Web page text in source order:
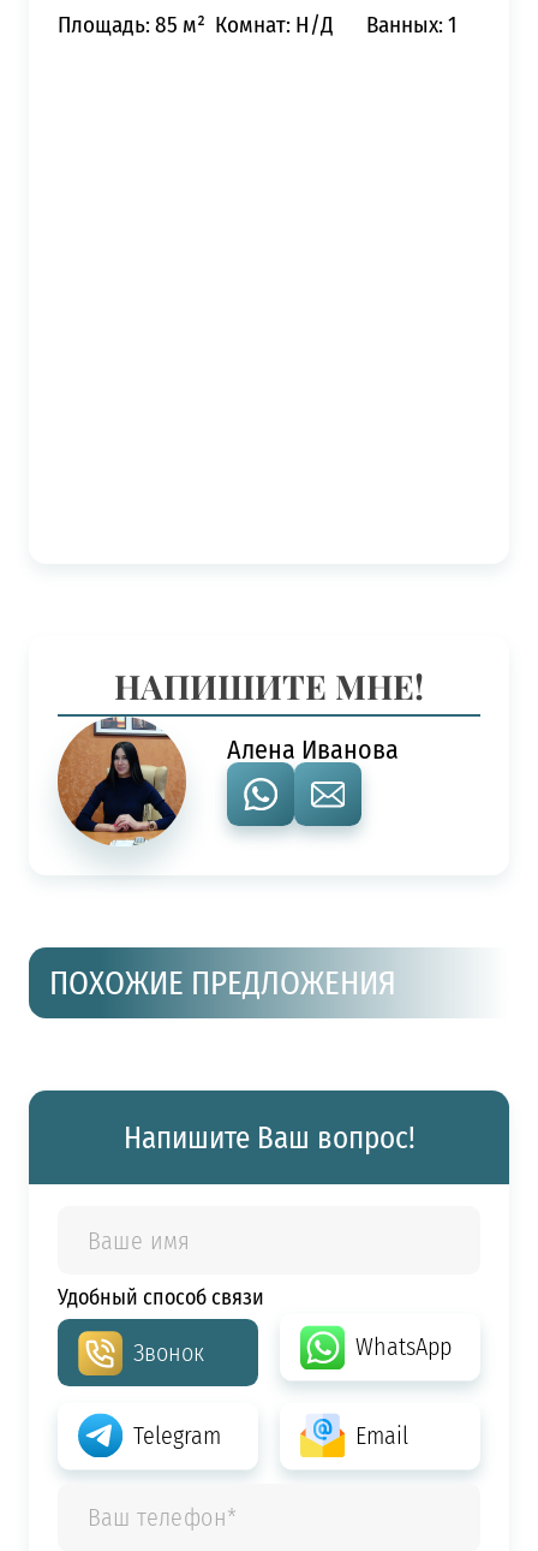
Площадь: 85 м² Комнат: Н/Д Ванных: 1
НАПИШИТЕ МНЕ!
Алена Иванова
ПОХОЖИЕ ПРЕДЛОЖЕНИЯ
Напишите Ваш вопрос!
Удобный способ связи
Звонок WhatsApp
Telegram Email